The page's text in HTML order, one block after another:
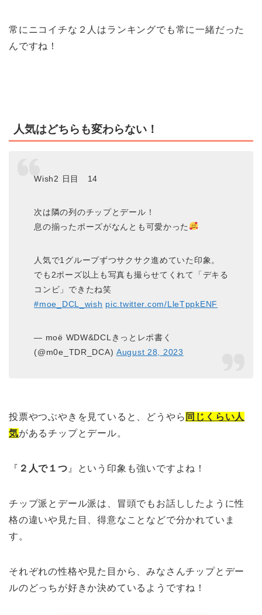
常にニコイチな２人はランキングでも常に一緒だった
んですね！
人気はどちらも変わらない！
Wish2 日目 14
次は隣の列のチップとデール！
息の揃ったポーズがなんとも可愛かった
人気で1グループずつサクサク進めていた印象。
でも2ポーズ以上も写真も撮らせてくれて「デキる
コンビ」できたね笑
#moe_DCL_wish pic.twitter.com/LleTppkENF
— moë WDW&DCLきっとレポ書く
(@m0e_TDR_DCA) August 28, 2023
投票やつぶやきを見ていると、どうやら 同じくらい人
気があるチップとデール。
『 ２人で１つ 』という印象も強いですよね！
チップ派とデール派は、冒頭でもお話ししたように性
格の違いや見た目、得意なことなどで分かれていま
す。
それぞれの性格や見た目から、みなさんチップとデー
ルのどっちが好きか決めているようですね！